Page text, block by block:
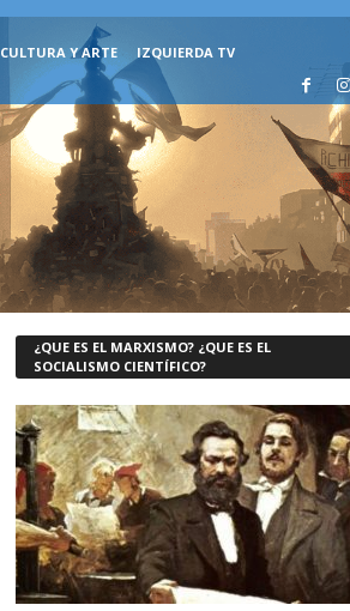
CULTURA Y ARTE IZQUIERDA TV
¿QUE ES EL MARXISMO? ¿QUE ES EL
SOCIALISMO CIENTÍFICO?